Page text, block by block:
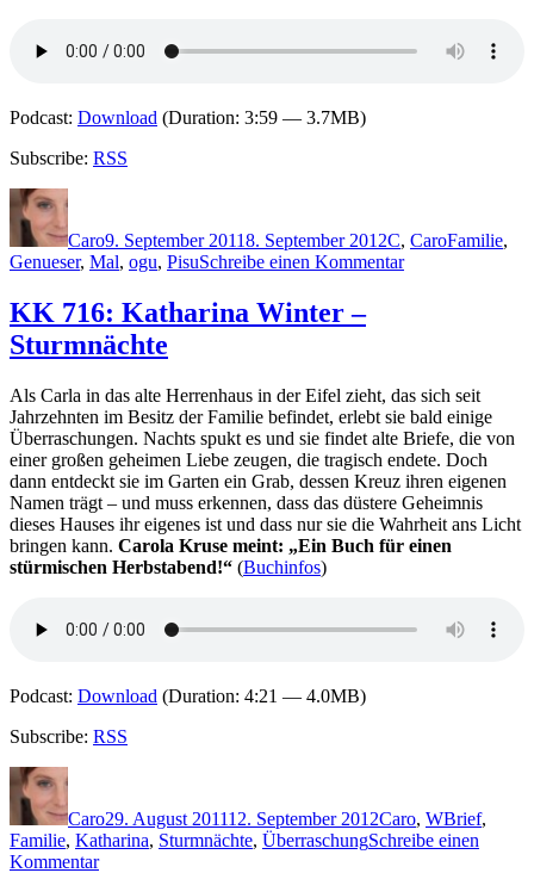
Podcast: Download (Duration: 3:59 — 3.7MB)
Subscribe: RSS
Autor
Caro9. September 20118. September 2012C, CaroFamilie,
Genueser, Mal, ogu, PisuSchreibe einen Kommentarzu
Der
Fluch
vom
Valle
della
Luna
KK 716: Katharina Winter –
Sturmnächte
Als Carla in das alte Herrenhaus in der Eifel zieht, das sich seit
Jahrzehnten im Besitz der Familie befindet, erlebt sie bald einige
Überraschungen. Nachts spukt es und sie findet alte Briefe, die von
einer großen geheimen Liebe zeugen, die tragisch endete. Doch
dann entdeckt sie im Garten ein Grab, dessen Kreuz ihren eigenen
Namen trägt – und muss erkennen, dass das düstere Geheimnis
dieses Hauses ihr eigenes ist und dass nur sie die Wahrheit ans Licht
bringen kann. Carola Kruse meint: „Ein Buch für einen
stürmischen Herbstabend!“ (Buchinfos)
Podcast: Download (Duration: 4:21 — 4.0MB)
Subscribe: RSS
Autor
Caro29. August 201112. September 2012Caro, WBrief,
Familie, Katharina, Sturmnächte, ÜberraschungSchreibe einen
Kommentarzu